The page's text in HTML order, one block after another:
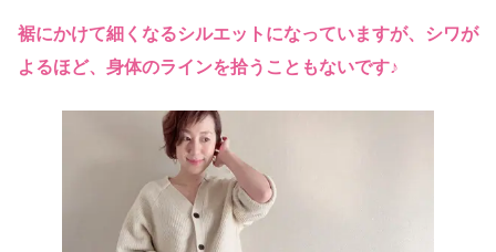
裾にかけて細くなるシルエットになっていますが、シワが
よるほど、身体のラインを拾うこともないです♪